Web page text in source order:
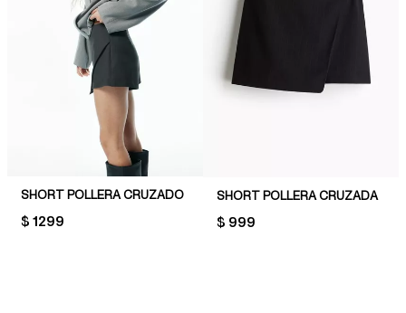
SHORT POLLERA CRUZADO
PRICE:
$ 1299
SHORT POLLERA CRUZADA
PRICE:
$ 999